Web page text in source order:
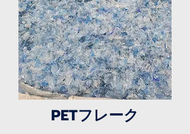
PETフレーク